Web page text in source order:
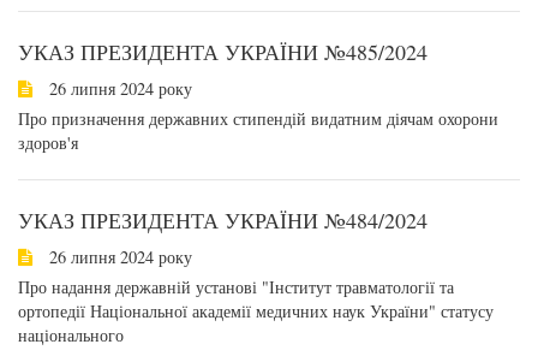
УКАЗ ПРЕЗИДЕНТА УКРАЇНИ №485/2024
26 липня 2024 року
Про призначення державних стипендій видатним діячам охорони
здоров'я
УКАЗ ПРЕЗИДЕНТА УКРАЇНИ №484/2024
26 липня 2024 року
Про надання державній установі "Інститут травматології та
ортопедії Національної академії медичних наук України" статусу
національного